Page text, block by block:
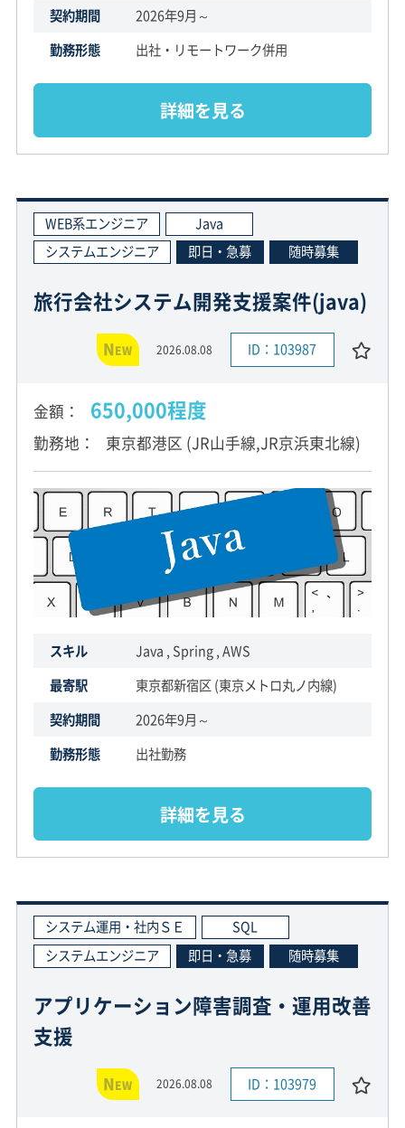
契約期間
2026年9月～
勤務形態
出社・リモートワーク併用
詳細を見る
WEB系エンジニア
Java
システムエンジニア
即日・急募 随時募集
旅行会社システム開発支援案件(java)
NEW 2026.08.08 ID：103987
金額 650,000程度
勤務地 東京都港区 (JR山手線,JR京浜東北線)
スキル
Java , Spring , AWS
最寄駅
東京都新宿区 (東京メトロ丸ノ内線)
契約期間
2026年9月～
勤務形態
出社勤務
詳細を見る
システム運用・社内ＳＥ
SQL
システムエンジニア
即日・急募 随時募集
アプリケーション障害調査・運用改善
支援
NEW 2026.08.08 ID：103979